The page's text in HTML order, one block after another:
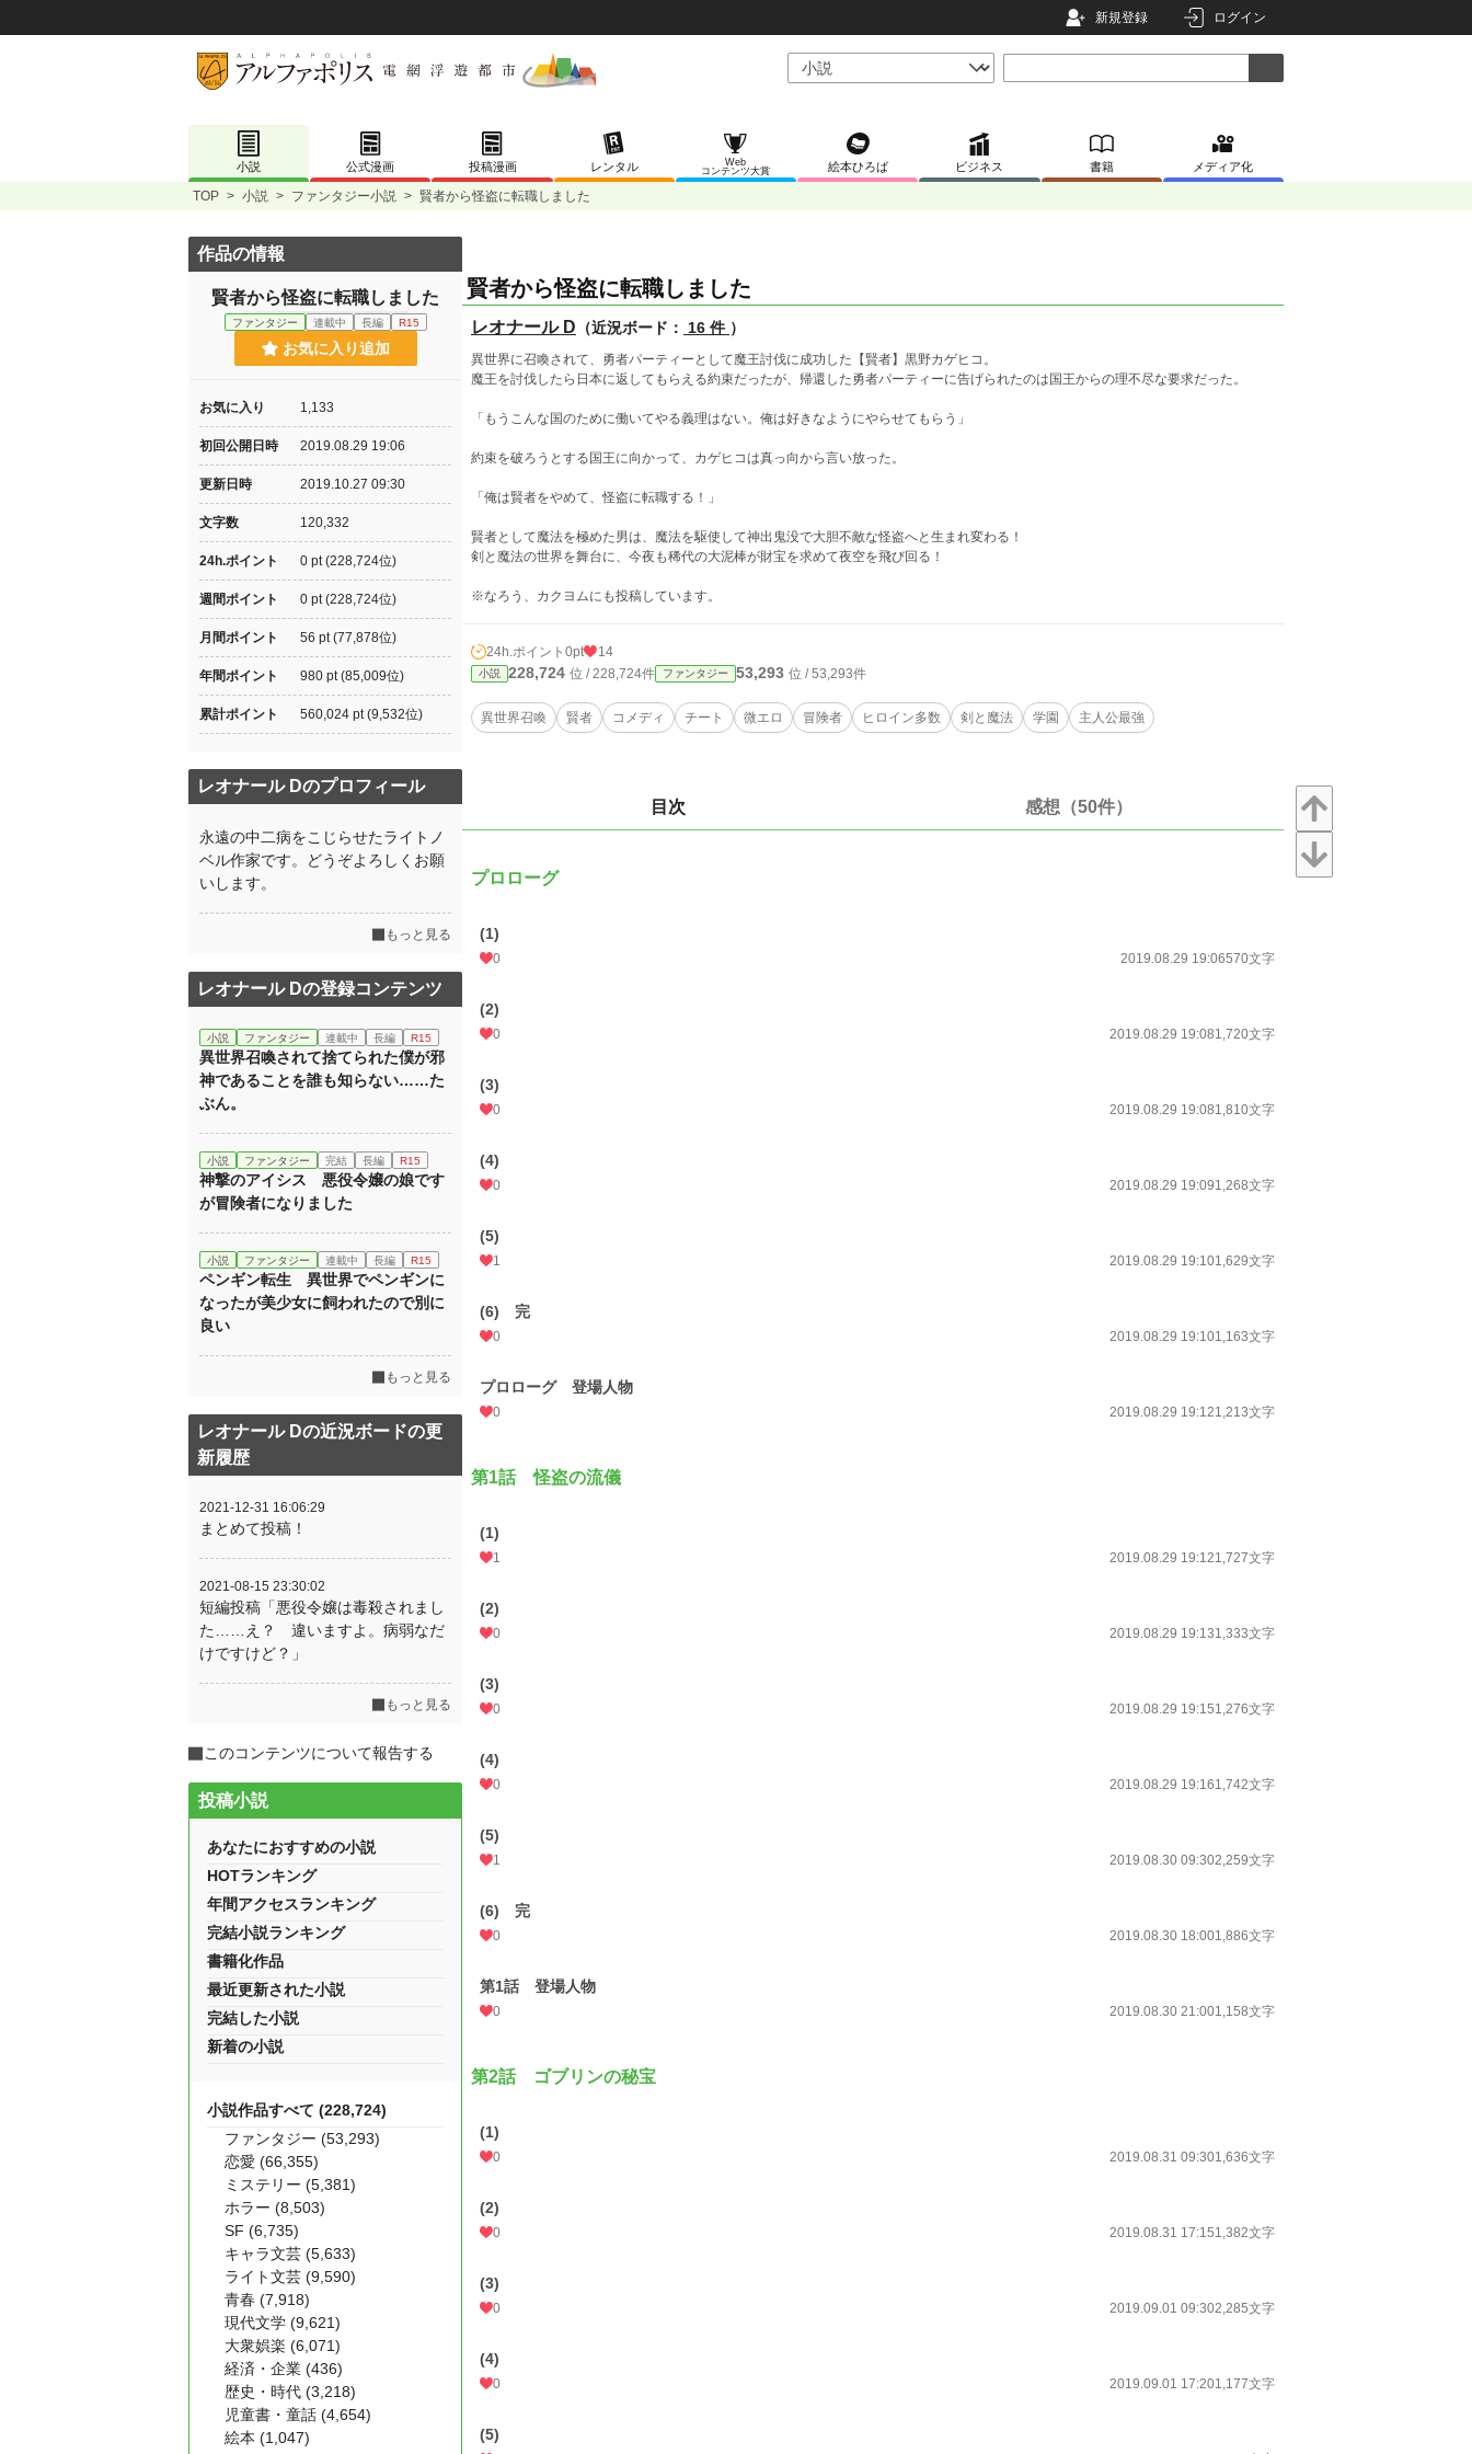
新規登録 ログイン
小説 公式漫画 投稿漫画 レンタル
Web
コンテンツ大賞
絵本ひろば ビジネス 書籍 メディア化
TOP > 小説 > ファンタジー小説 > 賢者から怪盗に転職しました
賢者から怪盗に転職しました
レオナール D （近況ボード： 16 件 ）
異世界に召喚されて、勇者パーティーとして魔王討伐に成功した【賢者】黒野カゲヒコ。
魔王を討伐したら日本に返してもらえる約束だったが、帰還した勇者パーティーに告げられたのは国王からの理不尽な要求だった。
「もうこんな国のために働いてやる義理はない。俺は好きなようにやらせてもらう」
約束を破ろうとする国王に向かって、カゲヒコは真っ向から言い放った。
「俺は賢者をやめて、怪盗に転職する！」
賢者として魔法を極めた男は、魔法を駆使して神出鬼没で大胆不敵な怪盗へと生まれ変わる！
剣と魔法の世界を舞台に、今夜も稀代の大泥棒が財宝を求めて夜空を飛び回る！
※なろう、カクヨムにも投稿しています。
24h.ポイント 0pt 14
小説 228,724 位 / 228,724件 ファンタジー 53,293 位 / 53,293件
異世界召喚 賢者 コメディ チート 微エロ 冒険者 ヒロイン多数 剣と魔法 学園 主人公最強
目次 感想（50件）
プロローグ
(1)
0 2019.08.29 19:06570文字
(2)
0 2019.08.29 19:081,720文字
(3)
0 2019.08.29 19:081,810文字
(4)
0 2019.08.29 19:091,268文字
(5)
1 2019.08.29 19:101,629文字
(6) 完
0 2019.08.29 19:101,163文字
プロローグ 登場人物
0 2019.08.29 19:121,213文字
第1話 怪盗の流儀
(1)
1 2019.08.29 19:121,727文字
(2)
0 2019.08.29 19:131,333文字
(3)
0 2019.08.29 19:151,276文字
(4)
0 2019.08.29 19:161,742文字
(5)
1 2019.08.30 09:302,259文字
(6) 完
0 2019.08.30 18:001,886文字
第1話 登場人物
0 2019.08.30 21:001,158文字
第2話 ゴブリンの秘宝
(1)
0 2019.08.31 09:301,636文字
(2)
0 2019.08.31 17:151,382文字
(3)
0 2019.09.01 09:302,285文字
(4)
0 2019.09.01 17:201,177文字
(5)
作品の情報
賢者から怪盗に転職しました
ファンタジー 連載中 長編 R15
お気に入り追加
お気に入り 1,133
初回公開日時 2019.08.29 19:06
更新日時 2019.10.27 09:30
文字数 120,332
24h.ポイント 0 pt (228,724位)
週間ポイント 0 pt (228,724位)
月間ポイント 56 pt (77,878位)
年間ポイント 980 pt (85,009位)
累計ポイント 560,024 pt (9,532位)
レオナール Dのプロフィール
永遠の中二病をこじらせたライトノ
ベル作家です。どうぞよろしくお願
いします。
もっと見る
レオナール Dの登録コンテンツ
小説 ファンタジー 連載中 長編 R15
異世界召喚されて捨てられた僕が邪
神であることを誰も知らない……た
ぶん。
小説 ファンタジー 完結 長編 R15
神撃のアイシス 悪役令嬢の娘です
が冒険者になりました
小説 ファンタジー 連載中 長編 R15
ペンギン転生 異世界でペンギンに
なったが美少女に飼われたので別に
良い
もっと見る
レオナール Dの近況ボードの更
新履歴
2021-12-31 16:06:29
まとめて投稿！
2021-08-15 23:30:02
短編投稿「悪役令嬢は毒殺されまし
た……え？ 違いますよ。病弱なだ
けですけど？」
もっと見る
このコンテンツについて報告する
投稿小説
あなたにおすすめの小説
HOTランキング
年間アクセスランキング
完結小説ランキング
書籍化作品
最近更新された小説
完結した小説
新着の小説
小説作品すべて (228,724)
ファンタジー (53,293)
恋愛 (66,355)
ミステリー (5,381)
ホラー (8,503)
SF (6,735)
キャラ文芸 (5,633)
ライト文芸 (9,590)
青春 (7,918)
現代文学 (9,621)
大衆娯楽 (6,071)
経済・企業 (436)
歴史・時代 (3,218)
児童書・童話 (4,654)
絵本 (1,047)